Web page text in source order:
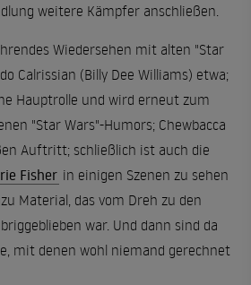
weitere Kämpfer anschließen.
Wiedersehen mit alten "Star
Calrissian (Billy Dee Williams) etwa;
Hauptrolle und wird erneut zum
"Star Wars"-Humors; Chewbacca
Auftritt; schließlich ist auch die
Fisher in einigen Szenen zu sehen
Material, das vom Dreh zu den
war. Und dann sind da
mit denen wohl niemand gerechnet